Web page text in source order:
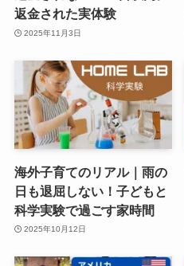
返金された実体験
2025年11月3日
海外子育てのリアル｜雨の
日も退屈しない！子どもと
科学実験で過ごす家時間
2025年10月12日